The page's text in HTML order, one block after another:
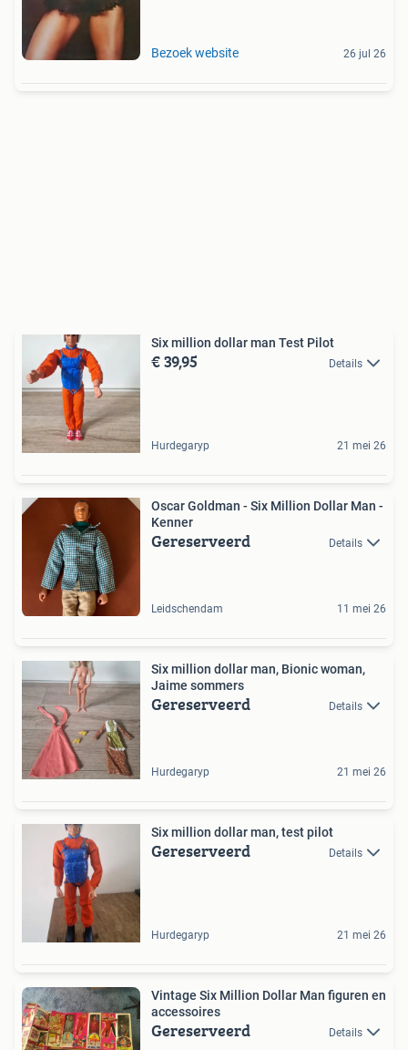
Bezoek website 26 jul 26
Six million dollar man Test Pilot
€ 39,95 Details
Hurdegaryp 21 mei 26
Oscar Goldman - Six Million Dollar Man -
Kenner
Gereserveerd Details
Leidschendam 11 mei 26
Six million dollar man, Bionic woman,
Jaime sommers
Gereserveerd Details
Hurdegaryp 21 mei 26
Six million dollar man, test pilot
Gereserveerd Details
Hurdegaryp 21 mei 26
Vintage Six Million Dollar Man figuren en
accessoires
Gereserveerd Details